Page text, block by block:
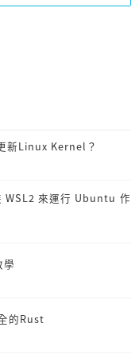
新Linux Kernel？
WSL2 來運行 Ubuntu 作
的Rust